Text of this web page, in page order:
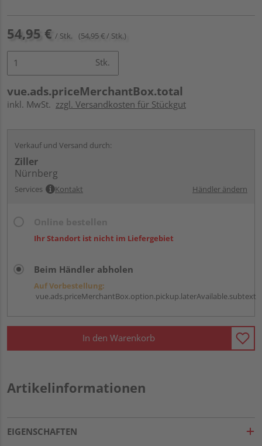
54,95 € / Stk. (54,95 € / Stk.)
Stk.
vue.ads.priceMerchantBox.total
inkl. MwSt. zzgl. Versandkosten für Stückgut
Verkauf und Versand durch:
Ziller
Nürnberg
Services Kontakt Händler ändern
Ihr Standort ist nicht im Liefergebiet
Beim Händler abholen
Auf Vorbestellung:
vue.ads.priceMerchantBox.option.pickup.laterAvailable.subtext
In den Warenkorb
Artikelinformationen
EIGENSCHAFTEN